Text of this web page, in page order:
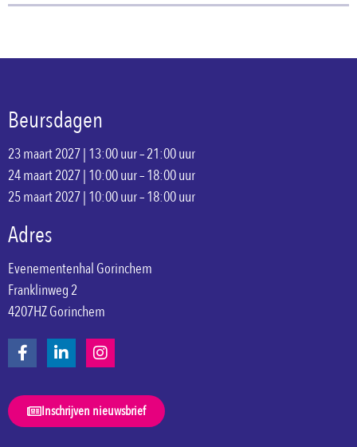
Beursdagen
23 maart 2027 | 13:00 uur – 21:00 uur
24 maart 2027 | 10:00 uur – 18:00 uur
25 maart 2027 | 10:00 uur – 18:00 uur
Adres
Evenementenhal Gorinchem
Franklinweg 2
4207HZ Gorinchem
Inschrijven nieuwsbrief